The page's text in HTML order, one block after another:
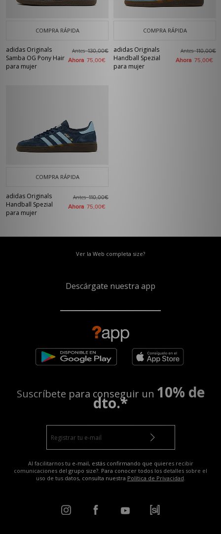
COMPRA RÁPIDA
adidas Originals
Samba OG Pony Hair
para mujer
Antes130,00€
Ahora 75,00€
COMPRA RÁPIDA
adidas Originals
Handball Spezial
para mujer
Antes110,00€
Ahora 75,00€
COMPRA RÁPIDA
adidas Originals
Handball Spezial
para mujer
Antes110,00€
Ahora 75,00€
Ver la Web completa size?
Descárgate nuestra app
Suscríbete para conseguir un 10% de
dto.*
Al facilitarnos tu e-mail, estás confirmando que quieres recibir
comunicaciones del grupo size?. Para conocer todos los detalles sobre el
uso de tus datos, consulta nuestra Política de Privacidad.